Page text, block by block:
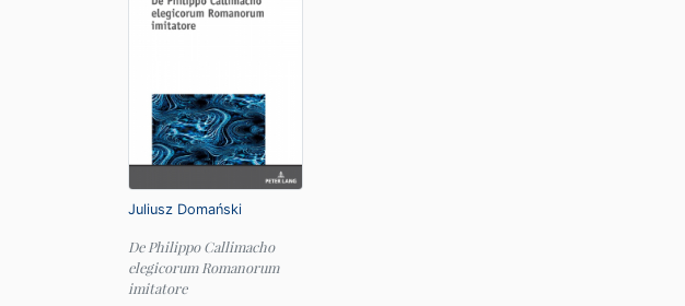
Juliusz Domański
De Philippo Callimacho
elegicorum Romanorum
imitatore